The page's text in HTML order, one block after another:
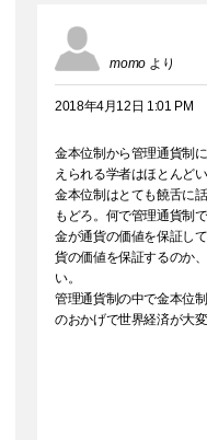
momo より
2018年4月12日 1:01 PM
金本位制から管理通貨制
えられる学者はほとんど
金本位制はとても饒舌に
もどろ。何で管理通貨制
金が通貨の価値を保証し
貨の価値を保証するのか
い。
管理通貨制の中で金本位
のおかげで世界経済が大